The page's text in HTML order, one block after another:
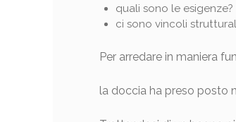
quali sono le esigenze?
ci sono vincoli
Per arredare in maniera
la doccia ha preso posto